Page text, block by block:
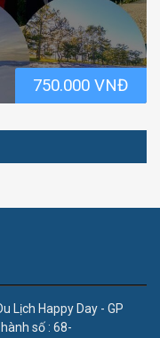
750.000 VNĐ
Lịch Happy Day - GP
số : 68-